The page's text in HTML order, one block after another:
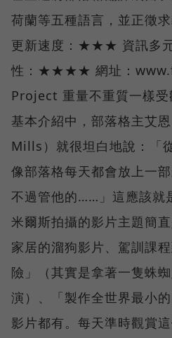
荷蘭等五種語言，並正徵
更新速度：★★★ 資訊
性：★★★★ 網址：
Project 重量不重質一樣
基本介紹中，部落格主艾
Mills）就很坦白地說：「
像部落格每天都會放上一
不過管他的……」這應該就
米爾斯拍攝的影片主題簡
家居的溜狗影片、駕訓課
險」（其實是拿著一隻蛛
演）、「製作全世界最小
影片都有。每天準時觀賞